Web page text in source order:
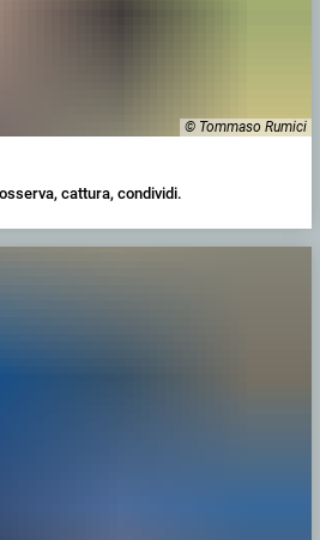
© Tommaso Rumici
cattura, condividi.